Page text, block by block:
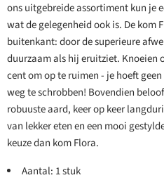
ons uitgebreide assortiment kun je
wat de gelegenheid ook is. De kom
buitenkant: door de superieure
duurzaam als hij eruitziet. Knoeien
cent om op te ruimen - je hoeft
weg te schrobben! Bovendien
robuuste aard, keer op keer
van lekker eten en een mooi
keuze dan kom Flora.
Aantal: 1 stuk